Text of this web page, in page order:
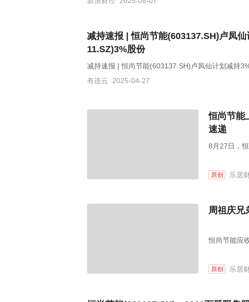
减持速报 | 恒尚节能(603137.SH)卢凤
11.SZ)3%股份
减持速报 | 恒尚节能(603137.SH)卢凤仙计划减持
有连云
2025-04-27
恒尚节能
速递
8月27日，
原创 乐居
周祖庆兄
恒尚节能应
原创 乐居